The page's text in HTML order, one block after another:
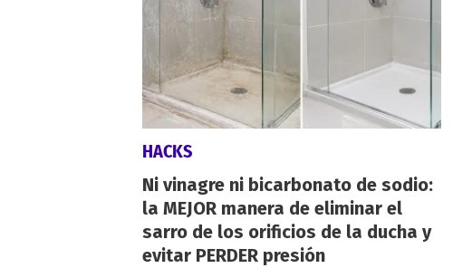
HACKS
Ni vinagre ni bicarbonato de sodio:
la MEJOR manera de eliminar el
sarro de los orificios de la ducha y
evitar PERDER presión